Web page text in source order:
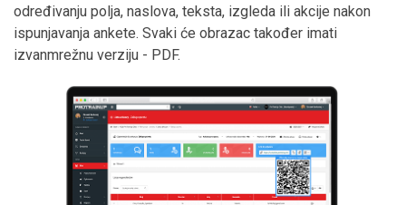
određivanju polja, naslova, teksta, izgleda ili akcije nakon
ispunjavanja ankete. Svaki će obrazac također imati
izvanmrežnu verziju - PDF.